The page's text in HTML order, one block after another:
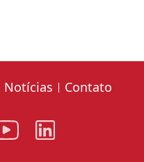
Notícias Contato